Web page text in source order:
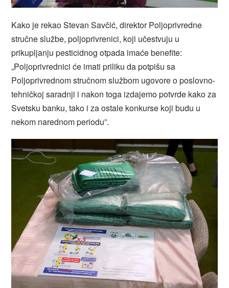
Kako je rekao Stevan Savčić, direktor Poljoprivredne
stručne službe, poljoprivrenici, koji učestvuju u
prikupljanju pesticidnog otpada imaće benefite:
„Poljoprivrednici će imati priliku da potpišu sa
Poljoprivrednom stručnom službom ugovore o poslovno-
tehničkoj saradnji i nakon toga izdajemo potvrde kako za
Svetsku banku, tako i za ostale konkurse koji budu u
nekom narednom periodu”.